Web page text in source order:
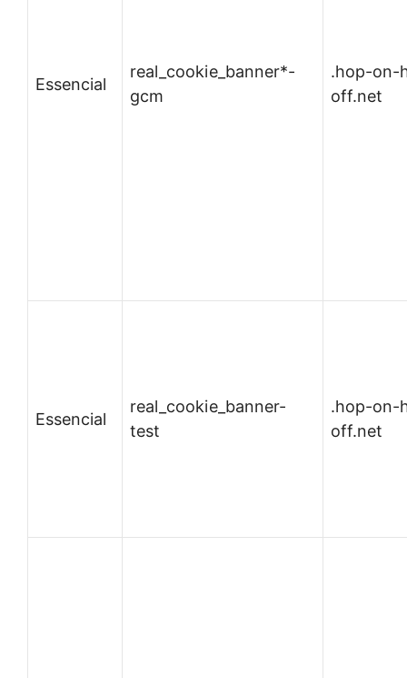
Essencial
real_cookie_banner*-
gcm
.hop-on-
off.net
Essencial
real_cookie_banner-
test
.hop-on-
off.net